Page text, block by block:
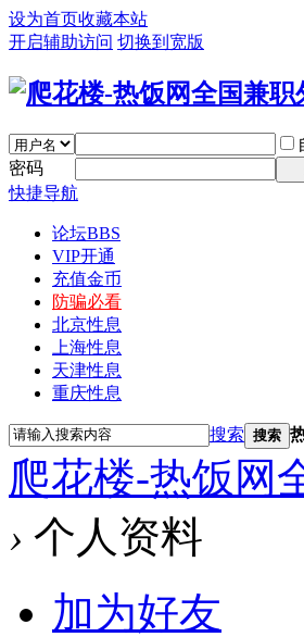
设为首页收藏本站
开启辅助访问 切换到宽版
密码
快捷导航
论坛BBS
VIP开通
充值金币
防骗必看
北京性息
上海性息
天津性息
重庆性息
搜索 搜索
爬花楼-热饭网
› 个人资料
加为好友